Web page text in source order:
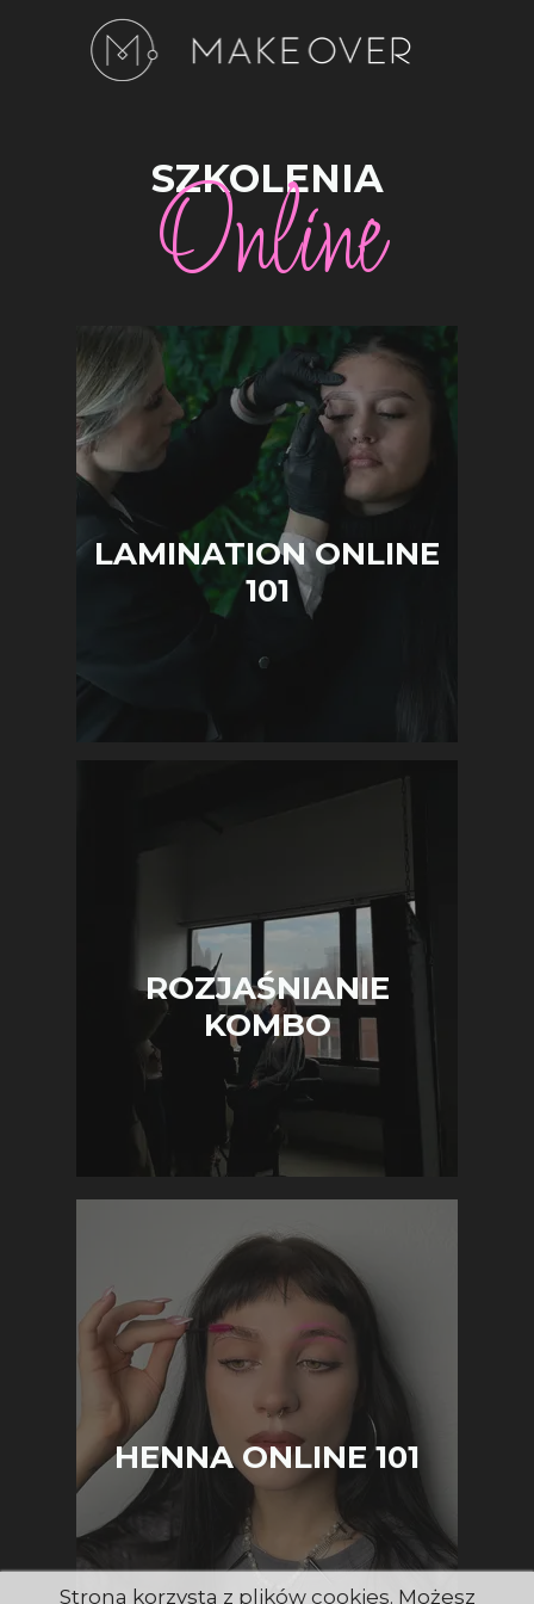
LAMINATION ONLINE
101
HENNA ONLINE 101
ROZJAŚNIANIE
KOMBO
Online
SZKOLENIA
Strona korzysta z plików cookies. Możesz